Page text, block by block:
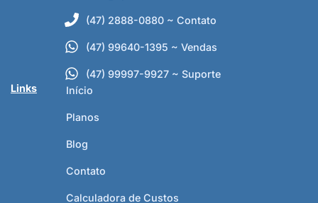
(47) 2888-0880 ~ Contato
(47) 99640-1395 ~ Vendas
(47) 99997-9927 ~ Suporte
Links
Início
Planos
Blog
Contato
Calculadora de Custos